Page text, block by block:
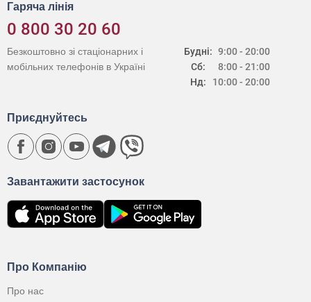
Гаряча лінія
0 800 30 20 60
Будні:
Сб:
Нд:
9:00 - 20:00
8:00 - 21:00
10:00 - 20:00
Безкоштовно зі стаціонарних і
мобільних телефонів в Україні
Про Компанію
Про нас
Завантажити застосунок
Приєднуйтесь